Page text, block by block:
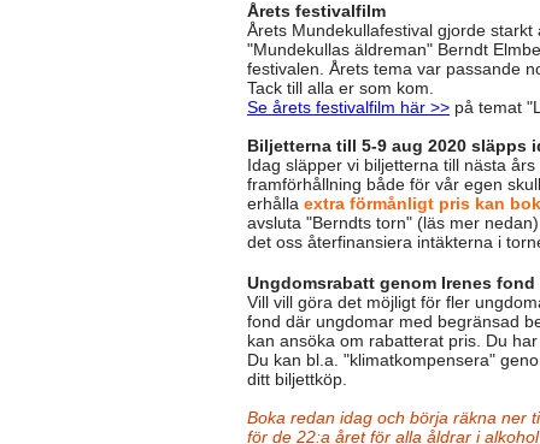
Årets festivalfilm
Årets Mundekullafestival gjorde
"Mundekullas äldreman" Berndt
festivalen. Årets tema var passande
Tack till alla er som kom.
Se årets festivalfilm här >> på temat
Biljetterna till 5-9 aug 2020 släpps
Idag släpper vi biljetterna till nästa
framförhållning både för vår egen
erhålla extra förmånligt pris kan
avsluta "Berndts torn" (läs mer
det oss återfinansiera intäkterna i
Ungdomsrabatt genom Irenes fond
Vill vill göra det möjligt för fler
fond där ungdomar med begränsad
kan ansöka om rabatterat pris. Du
Du kan bl.a. "klimatkompensera"
ditt biljettköp.
Boka redan idag och börja räkna ner
för de 22:a året för alla åldrar i